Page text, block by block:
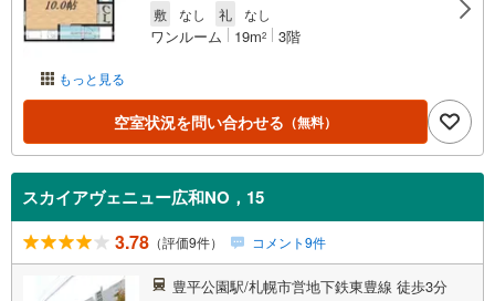
もっと見る
敷
なし 礼 なし
ワンルーム 19m2 3階
空室状況を問い合わせる （無料）
スカイアヴェニュー広和NO，15
3.78 （評価9件） コメント9件
豊平公園駅/札幌市営地下鉄東豊線 徒歩3分